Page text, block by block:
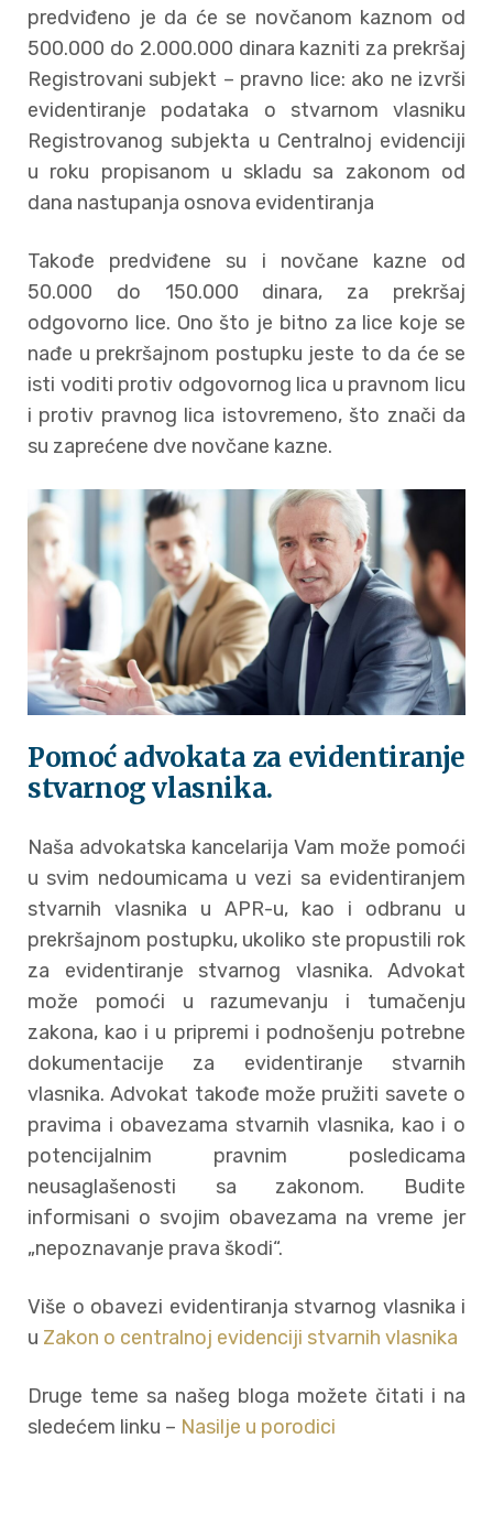
predviđeno je da će se novčanom kaznom od
500.000 do 2.000.000 dinara kazniti za prekršaj
Registrovani subjekt – pravno lice: ako ne izvrši
evidentiranje podataka o stvarnom vlasniku
Registrovanog subjekta u Centralnoj evidenciji
u roku propisanom u skladu sa zakonom od
dana nastupanja osnova evidentiranja
Takođe predviđene su i novčane kazne od
50.000 do 150.000 dinara, za prekršaj
odgovorno lice. Ono što je bitno za lice koje se
nađe u prekršajnom postupku jeste to da će se
isti voditi protiv odgovornog lica u pravnom licu
i protiv pravnog lica istovremeno, što znači da
su zaprećene dve novčane kazne.
Pomoć advokata za evidentiranje
stvarnog vlasnika.
Naša advokatska kancelarija Vam može pomoći
u svim nedoumicama u vezi sa evidentiranjem
stvarnih vlasnika u APR-u, kao i odbranu u
prekršajnom postupku, ukoliko ste propustili rok
za evidentiranje stvarnog vlasnika. Advokat
može pomoći u razumevanju i tumačenju
zakona, kao i u pripremi i podnošenju potrebne
dokumentacije za evidentiranje stvarnih
vlasnika. Advokat takođe može pružiti savete o
pravima i obavezama stvarnih vlasnika, kao i o
potencijalnim pravnim posledicama
neusaglašenosti sa zakonom. Budite
informisani o svojim obavezama na vreme jer
„nepoznavanje prava škodi“.
Više o obavezi evidentiranja stvarnog vlasnika i
u Zakon o centralnoj evidenciji stvarnih vlasnika
Druge teme sa našeg bloga možete čitati i na
sledećem linku – Nasilje u porodici